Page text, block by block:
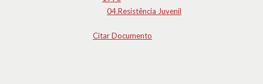
04.Resistência Juvenil
Citar Documento